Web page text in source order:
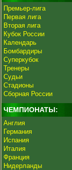
Премьер-лига
Первая лига
Вторая лига
Кубок России
Календарь
Бомбардиры
Суперкубок
Тренеры
Судьи
Стадионы
Сборная России
ЧЕМПИОНАТЫ:
Англия
Германия
Испания
Италия
Франция
Нидерланды